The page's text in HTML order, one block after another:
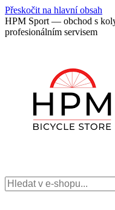
Přeskočit na hlavní obsah
HPM Sport — obchod s
profesionálním servisem